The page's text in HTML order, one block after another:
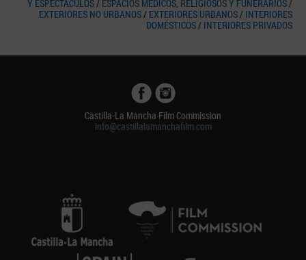
Y ESPECTÁCULOS/ ESPACIOS MÉDICOS, RELIGIOSOS Y FUNERARIOS/
EXTERIORES NO URBANOS/ EXTERIORES URBANOS/ INTERIORES
DOMÉSTICOS/ INTERIORES PRIVADOS
Castilla-La Mancha Film Commission
info@castillalamanchafilm.com